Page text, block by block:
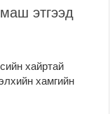
этгээд
хайртай
хамгийн